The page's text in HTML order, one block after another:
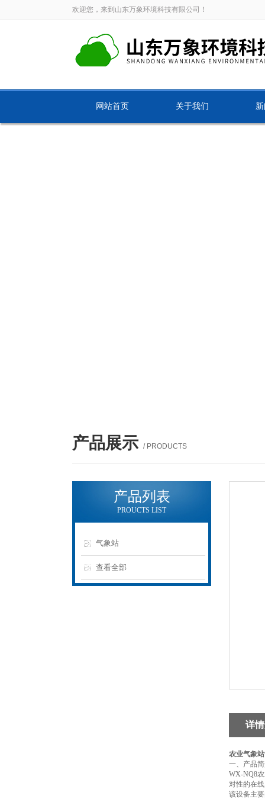
欢迎您，来到山东万象环境科技有限公司！
网站首页 关于我们
产品展示 / PRODUCTS
产品列表
PROUCTS LIST
气象站
查看全部
详
农业气象
一、产品
WX-NQ8
对性的在线
该设备主